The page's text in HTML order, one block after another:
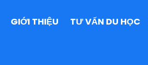
GIỚI THIỆU TƯ VẤN DU HỌC